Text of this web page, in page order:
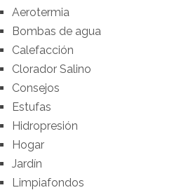
Aerotermia
Bombas de agua
Calefacción
Clorador Salino
Consejos
Estufas
Hidropresión
Hogar
Jardín
Limpiafondos